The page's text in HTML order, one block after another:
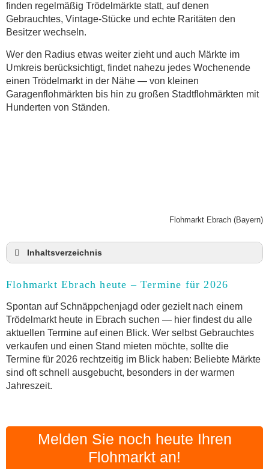
finden regelmäßig Trödelmärkte statt, auf denen
Gebrauchtes, Vintage-Stücke und echte Raritäten den
Besitzer wechseln.
Wer den Radius etwas weiter zieht und auch Märkte im
Umkreis berücksichtigt, findet nahezu jedes Wochenende
einen Trödelmarkt in der Nähe — von kleinen
Garagenflohmärkten bis hin zu großen Stadtflohmärkten mit
Hunderten von Ständen.
Flohmarkt Ebrach (Bayern)
Inhaltsverzeichnis
Anmeldung & Standgebühr auf dem Trödelmarkt
Online-Flohmarkt Ebrach
Welche Trödelmarkt-Typen gibt es?
Aktuelle Flohmarkt-Termine für Ebrach und
Umgebung
Kleinanzeigen Ebrach als Alternative zum
Trödelmarkt
Flohmarkt-Termin melden
Flohmarkt Ebrach heute – Termine für 2026
Spontan auf Schnäppchenjagd oder gezielt nach einem
Trödelmarkt heute in Ebrach suchen — hier findest du alle
aktuellen Termine auf einen Blick. Wer selbst Gebrauchtes
verkaufen und einen Stand mieten möchte, sollte die
Termine für 2026 rechtzeitig im Blick haben: Beliebte Märkte
sind oft schnell ausgebucht, besonders in der warmen
Jahreszeit.
Melden Sie noch heute Ihren
Flohmarkt an!